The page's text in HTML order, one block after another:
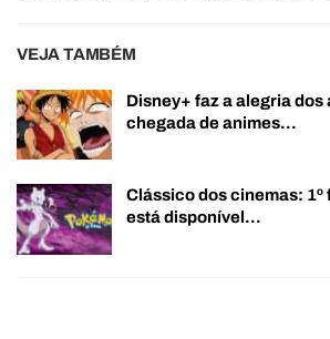
VEJA TAMBÉM
Disney+ faz a alegria dos
chegada de animes…
Clássico dos cinemas: 1º
está disponível…